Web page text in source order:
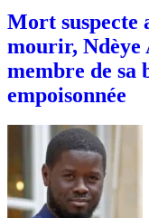
Mort suspecte
mourir, Ndèye
membre de sa
empoisonnée